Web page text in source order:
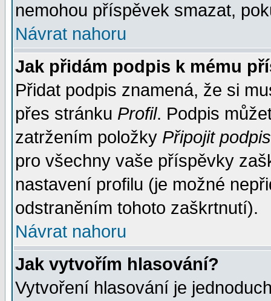
nemohou příspěvek smazat,
Návrat nahoru
Jak přidám podpis k mému
Přidat podpis znamená, že si
přes stránku Profil. Podpis
zatržením položky Připojit podpis
pro všechny vaše příspěvky
nastavení profilu (je možné
odstraněním tohoto zaškrtnutí).
Návrat nahoru
Jak vytvořím hlasování?
Vytvoření hlasování je